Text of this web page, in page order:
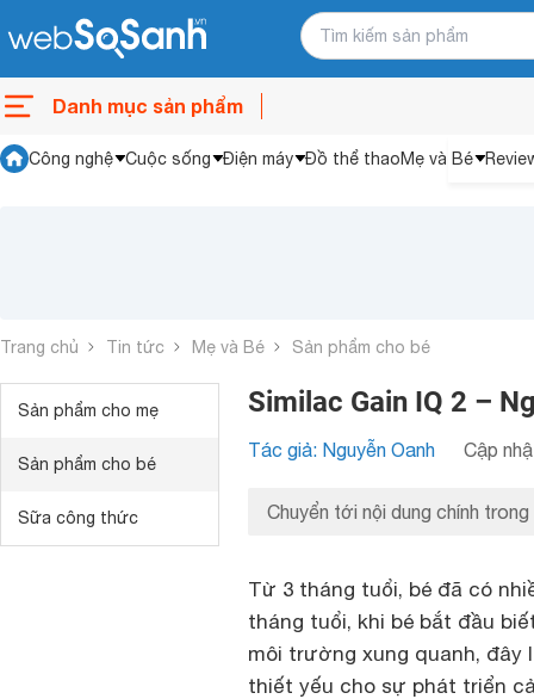
Danh mục sản phẩm
Công nghệ Cuộc sống Điện máy Đồ thể thaoMẹ và Bé
Trang chủ Tin tức Mẹ và Bé Sản phẩm cho bé
Sản phẩm cho mẹ
Sản phẩm cho bé
Sữa công thức
Similac Gain IQ 2 –
Tác giả: Nguyễn Oanh Cập
Chuyển tới nội dung chính trong
Từ 3 tháng tuổi, bé đã có
tháng tuổi, khi bé bắt đầu
môi trường xung quanh,
thiết yếu cho sự phát triển